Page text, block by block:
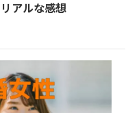
アルな感想